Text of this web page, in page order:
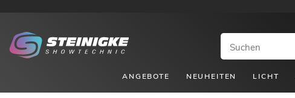
ANGEBOTE NEUHEITEN LICHT